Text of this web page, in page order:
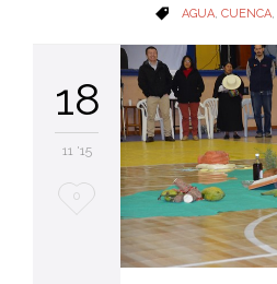
 CATEGORY
AGUA, CUENCA,
18
11 '15
Love
0